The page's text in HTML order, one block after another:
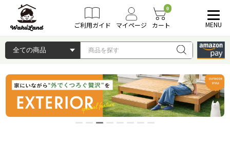
ご利用ガイド マイページ
0
カート MENU